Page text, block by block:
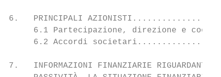
6.   PRINCIPALI
6.1 Partecipazione, direzione e
6.2 Accordi
7.   INFORMAZIONI FINANZIARIE RIGUARDANTI